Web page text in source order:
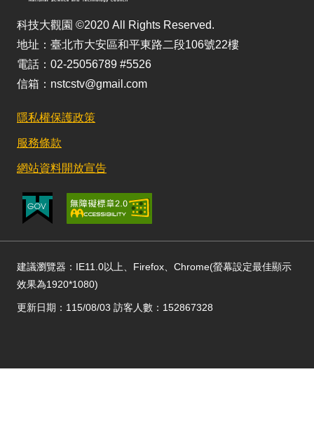
科技大觀園 ©2020 All Rights Reserved.
地址：臺北市大安區和平東路二段106號22樓
電話：02-25056789 #5526
信箱：nstcstv@gmail.com
隱私權保護政策
服務條款
網站資料開放宣告
建議瀏覽器：IE11.0以上、Firefox、Chrome(螢幕設定最佳顯示
效果為1920*1080)
更新日期：115/08/03 訪客人數：152867328